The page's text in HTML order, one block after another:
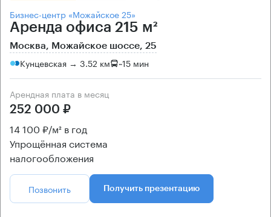
Бизнес-центр «Можайское 25»
Аренда офиса 215 м²
Москва, Можайское шоссе, 25
Кунцевская → 3.52 км ~15 мин
Арендная плата в месяц
252 000 ₽
14 100 ₽/м² в год
Упрощённая система
налогообложения
Позвонить Получить презентацию